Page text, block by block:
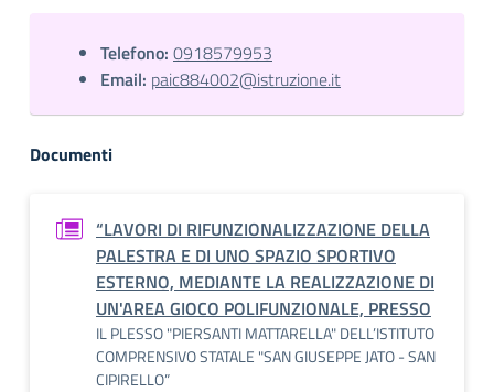
Telefono: 0918579953
Email: paic884002@istruzione.it
Documenti
“LAVORI DI RIFUNZIONALIZZAZIONE DELLA
PALESTRA E DI UNO SPAZIO SPORTIVO
ESTERNO, MEDIANTE LA REALIZZAZIONE DI
UN'AREA GIOCO POLIFUNZIONALE, PRESSO
IL PLESSO "PIERSANTI MATTARELLA" DELL’ISTITUTO
COMPRENSIVO STATALE "SAN GIUSEPPE JATO - SAN
CIPIRELLO”